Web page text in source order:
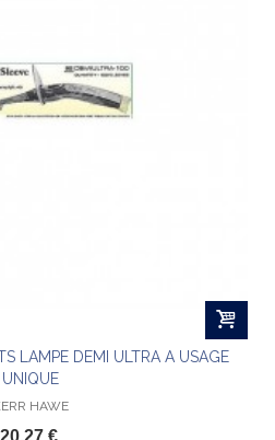
LAMPE DEMI ULTRA A USAGE
UNIQUE
HAWE